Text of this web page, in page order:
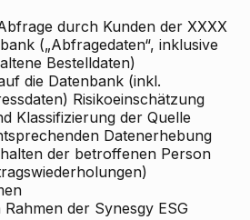
durch Kunden der XXXX
(„Abfragedaten“, inklusive
Bestelldaten)
die Datenbank (inkl.
Risikoeinschätzung
Klassifizierung der Quelle
Datenerhebung
der betroffenen Person
der Synesgy ESG